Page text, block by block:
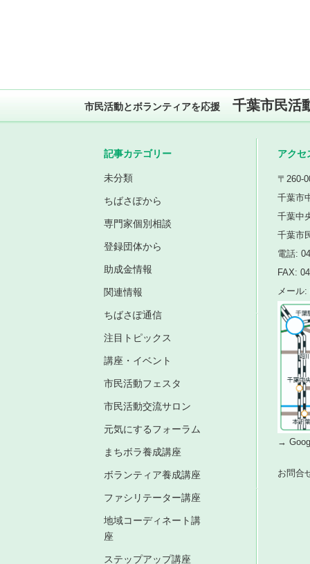
市民活動とボランティアを応援 千葉市民活
記事カテゴリー
未分類
ちばさぽから
専門家個別相談
登録団体から
助成金情報
関連情報
ちばさぽ通信
注目トピックス
講座・イベント
市民活動フェスタ
市民活動交流サロン
元気にするフォーラム
まちボラ養成講座
ボランティア養成講座
ファシリテーター講座
地域コーディネート講
座
ステップアップ講座
アクセ
〒260-
千葉市
千葉中
千葉市
電話:
FAX:
メール
→
お問合